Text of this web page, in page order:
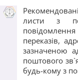
листи з
переказів,
зазначеною
поштового
будь-кому з